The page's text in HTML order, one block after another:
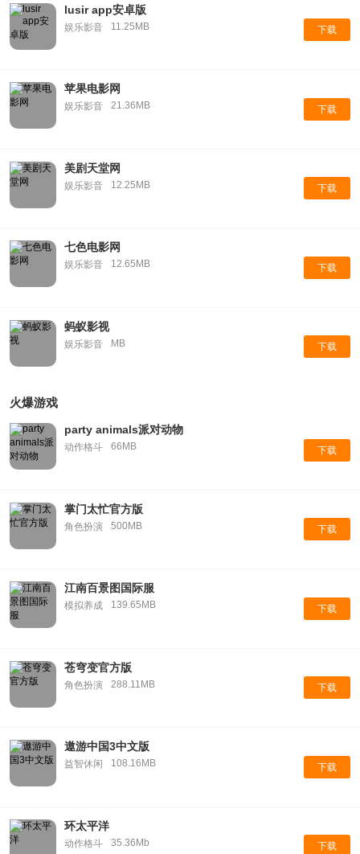
lusir app安卓版
娱乐影音 11.25MB 下载
苹果电影网
娱乐影音 21.36MB 下载
美剧天堂网
娱乐影音 12.25MB 下载
七色电影网
娱乐影音 12.65MB 下载
蚂蚁影视
娱乐影音 MB 下载
火爆游戏
party animals派对动物
动作格斗 66MB 下载
掌门太忙官方版
角色扮演 500MB 下载
江南百景图国际服
模拟养成 139.65MB 下载
苍穹变官方版
角色扮演 288.11MB 下载
遨游中国3中文版
益智休闲 108.16MB 下载
环太平洋
动作格斗 35.36Mb 下载